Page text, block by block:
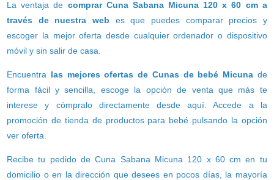
La ventaja de comprar Cuna Sabana Micuna 120 x 60 cm a
través de nuestra web es que puedes comparar precios y
escoger la mejor oferta desde cualquier ordenador o dispositivo
móvil y sin salir de casa.
Encuentra las mejores ofertas de Cunas de bebé Micuna de
forma fácil y sencilla, escoge la opción de venta que más te
interese y cómpralo directamente desde aquí. Accede a la
promoción de tienda de productos para bebé pulsando la opción
ver oferta.
Recibe tu pedido de Cuna Sabana Micuna 120 x 60 cm en tu
domicilio o en la dirección que desees en pocos días, la mayoría